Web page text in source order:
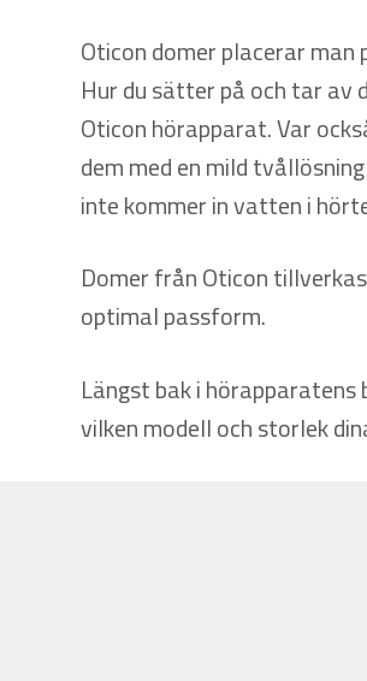
Oticon domer placerar
Hur du sätter på och tar av
Oticon hörapparat. Var
dem med en mild
inte kommer in vatten i
Domer från Oticon
optimal passform.
Längst bak i hörapparatens
vilken modell och storlek